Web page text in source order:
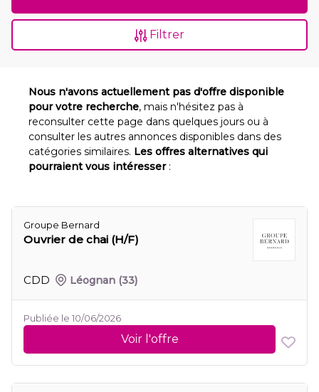
Filtrer
Nous n'avons actuellement pas d'offre disponible
pour votre recherche, mais n'hésitez pas à
reconsulter cette page dans quelques jours ou à
consulter les autres annonces disponibles dans des
catégories similaires. Les offres alternatives qui
pourraient vous intéresser:
Groupe Bernard
Ouvrier de chai (H/F)
CDD Léognan (33)
Publiée le 10/06/2026
Voir l'offre